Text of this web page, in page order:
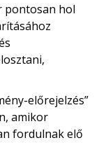
pontosan hol
előrejelzés”
amikor
fordulnak elő